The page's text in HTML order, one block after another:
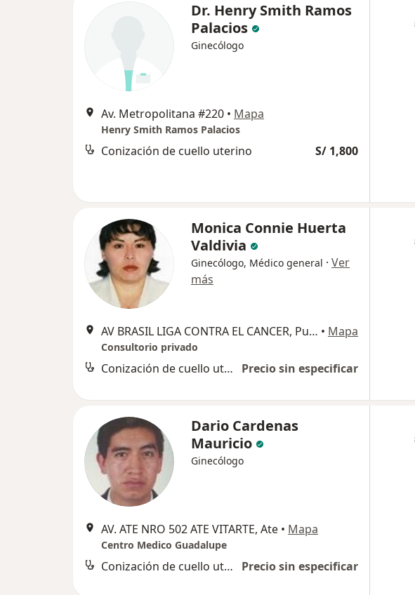
Dr. Henry Smith Ramos
Palacios
Ginecólogo
Av. Metropolitana #220 • Mapa
Henry Smith Ramos Palacios
Conización de cuello uterino S/ 1,800
Monica Connie Huerta
Valdivia
Ginecólogo, Médico general · Ver
más
AV BRASIL LIGA CONTRA EL CANCER, Pueblo Libre • Mapa
Consultorio privado
Conización de cuello uterino Precio sin especificar
Dario Cardenas
Mauricio
Ginecólogo
AV. ATE NRO 502 ATE VITARTE, Ate • Mapa
Centro Medico Guadalupe
Conización de cuello uterino Precio sin especificar